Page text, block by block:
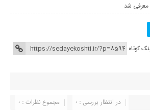
معرفی شد
کوتاه
مجموع نظرات : 0
در انتظار بررسی : 0